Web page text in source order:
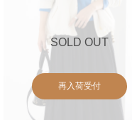
SOLD OUT
再入荷受付